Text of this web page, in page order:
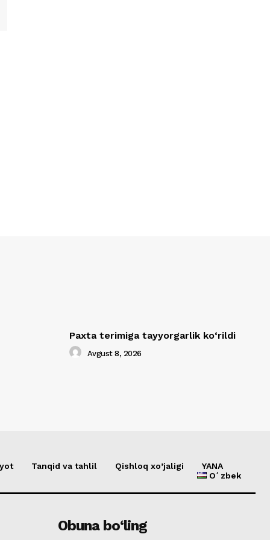
Paxta terimiga tayyorgarlik ko‘rildi
Avgust 8, 2026
Tanqid va tahlil Qishloq xo’jaligi
YANA
Oʻzbek
Obuna bo‘ling